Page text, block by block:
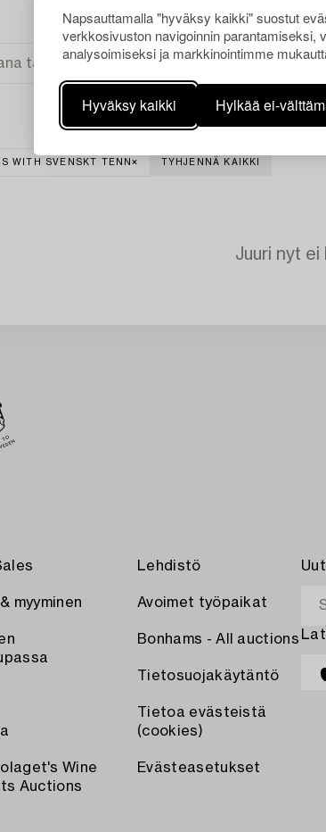
Napsauttamalla "hyväksy kaikki" suostut
verkkosivuston navigoinnin parantamiseksi,
analysoimiseksi ja markkinointimme
Hyväksy kaikki Hylkää ei-
WITH SVENSKT TENN TYHJENNÄ KAIKKI
Juuri nyt ei
myyminen
Wine
Auctions
Lehdistö
Avoimet työpaikat
Bonhams - All auctions
Tietosuojakäytäntö
Tietoa evästeistä
(cookies)
Evästeasetukset